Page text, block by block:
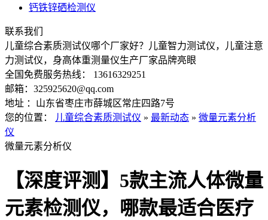
钙铁锌硒检测仪
联系我们
儿童综合素质测试仪哪个厂家好？儿童智力测试仪，儿童注意
力测试仪，身高体重测量仪生产厂家品牌亮眼
全国免费服务热线： 13616329251
邮箱：325925620@qq.com
地址 ：山东省枣庄市薛城区常庄四路7号
您的位置：
儿童综合素质测试仪 » 最新动态 » 微量元素分析
仪
微量元素分析仪
【深度评测】5款主流人体微量
元素检测仪，哪款最适合医疗